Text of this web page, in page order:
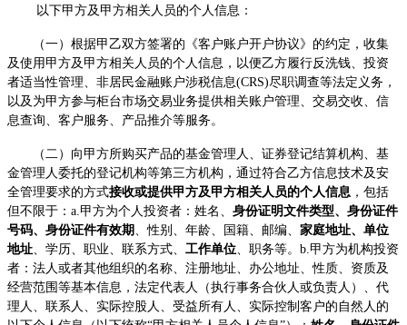
以下甲方及甲方相关人员的个人信息：
（一）根据甲乙双方签署的《客户账户开户协议》的约定，收集
及使用甲方及甲方相关人员的个人信息，以便乙方履行反洗钱、投资
者适当性管理、非居民金融账户涉税信息(CRS)尽职调查等法定义务，
以及为甲方参与柜台市场交易业务提供相关账户管理、交易交收、信
息查询、客户服务、产品推介等服务。
（二）向甲方所购买产品的基金管理人、证券登记结算机构、基
金管理人委托的登记机构等第三方机构，通过符合乙方信息技术及安
全管理要求的方式接收或提供甲方及甲方相关人员的个人信息 ，包括
但不限于：a.甲方为个人投资者：姓名、 身份证明文件类型、身份证件
号码、身份证件有效期 、性别、年龄、国籍、邮编、 家庭地址、单位
地址、学历、职业、联系方式、 工作单位、职务等。b.甲方为机构投资
者：法人或者其他组织的名称、注册地址、办公地址、性质、资质及
经营范围等基本信息，法定代表人（执行事务合伙人或负责人）、代
理人、联系人、实际控股人、受益所有人、实际控制客户的自然人的